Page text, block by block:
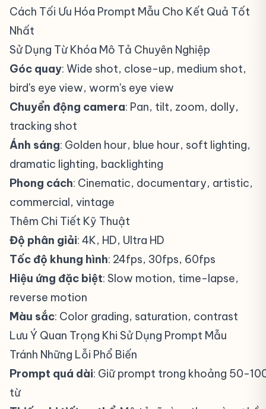
Cách Tối Ưu Hóa Prompt Mẫu Cho Kết Quả Tốt
Nhất
Sử Dụng Từ Khóa Mô Tả Chuyên Nghiệp
Góc quay: Wide shot, close-up, medium shot,
bird's eye view, worm's eye view
Chuyển động camera: Pan, tilt, zoom, dolly,
tracking shot
Ánh sáng: Golden hour, blue hour, soft lighting,
dramatic lighting, backlighting
Phong cách: Cinematic, documentary, artistic,
commercial, vintage
Thêm Chi Tiết Kỹ Thuật
Độ phân giải: 4K, HD, Ultra HD
Tốc độ khung hình: 24fps, 30fps, 60fps
Hiệu ứng đặc biệt: Slow motion, time-lapse,
reverse motion
Màu sắc: Color grading, saturation, contrast
Lưu Ý Quan Trọng Khi Sử Dụng Prompt Mẫu
Tránh Những Lỗi Phổ Biến
Prompt quá dài: Giữ prompt trong khoảng 50-
từ